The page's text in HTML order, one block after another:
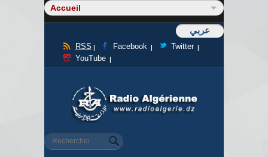
عربي
RSS Facebook
Twitter
YouTube
Formulaire de recherche
Rechercher